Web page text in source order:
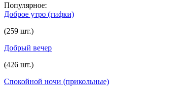
Популярное:
Доброе утро (гифки)
(259 шт.)
Добрый вечер
(426 шт.)
Спокойной ночи (прикольные)